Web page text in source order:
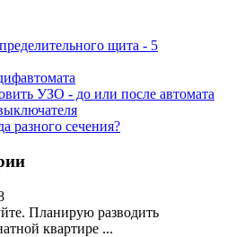
щита - 5
УЗО - до или после автомата
разного сечения?
Планирую разводить
квартире ...